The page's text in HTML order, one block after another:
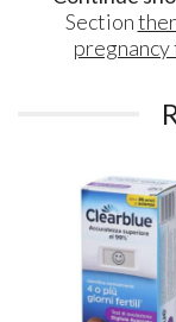
Section